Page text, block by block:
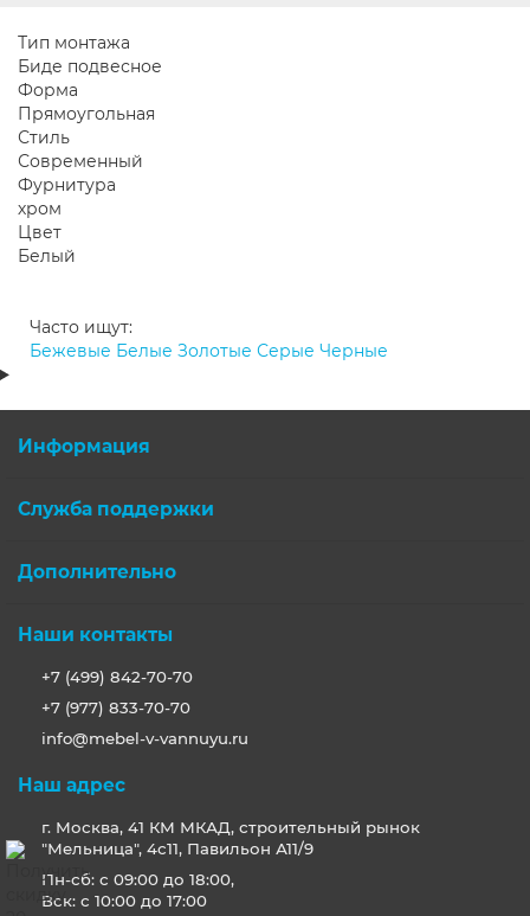
Тип монтажа
Биде подвесное
Форма
Прямоугольная
Стиль
Современный
Фурнитура
хром
Цвет
Белый
Часто ищут:
Бежевые Белые Золотые Серые Черные
Информация
Служба поддержки
Дополнительно
Наши контакты
+7 (499) 842-70-70
+7 (977) 833-70-70
info@mebel-v-vannuyu.ru
Наш адрес
г. Москва, 41 КМ МКАД, строительный рынок
"Мельница", 4с11, Павильон А11/9
Пн-сб: с 09:00 до 18:00,
Вск: с 10:00 до 17:00